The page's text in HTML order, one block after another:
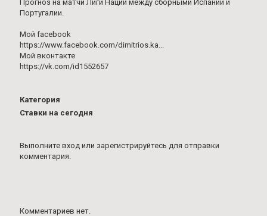
Прогноз на матчи Лиги Наций между сборными Испании и
Португалии.
Мой facebook
https://www.facebook.com/dimitrios.ka...
Мой вконтакте
https://vk.com/id1552657
Категория
Ставки на сегодня
Выполните вход или зарегистрируйтесь для отправки
комментария.
Комментариев нет.